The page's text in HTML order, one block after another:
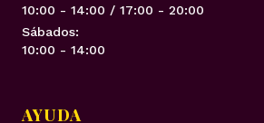
10:00 - 14:00 / 17:00 - 20:00
Sábados:
10:00 - 14:00
AYUDA